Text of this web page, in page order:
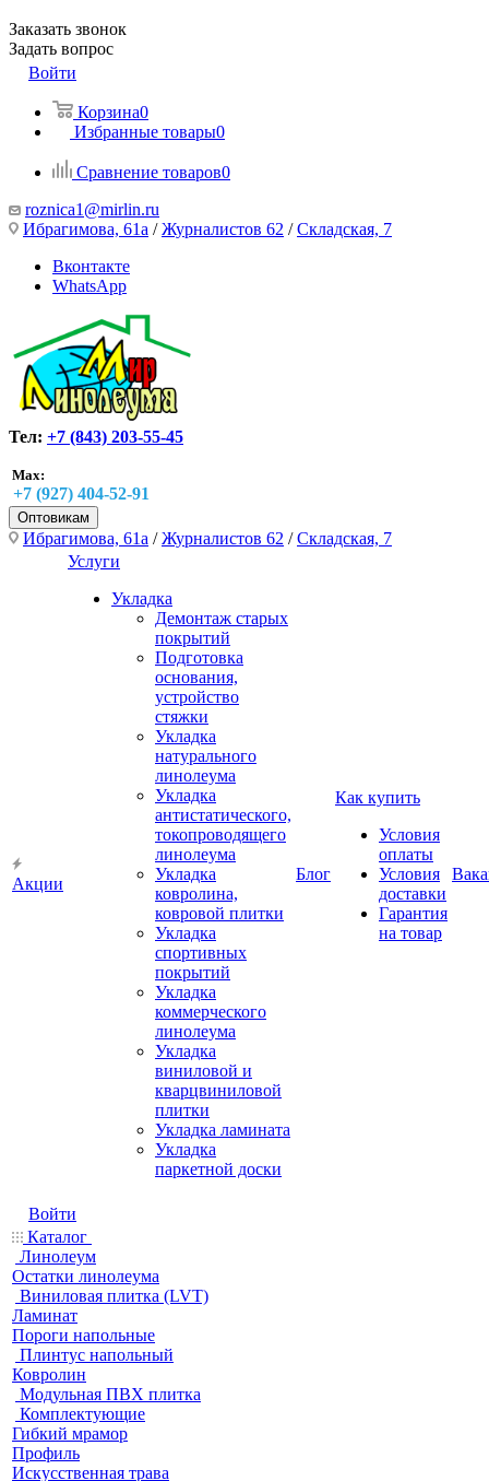
Заказать звонок
Задать вопрос
Войти
Корзина0
Избранные товары0
Сравнение товаров0
roznica1@mirlin.ru
Ибрагимова, 61а /Журналистов 62 /Складская, 7
Вконтакте
WhatsApp
Тел: +7 (843) 203-55-45
Max:
+7 (927) 404-52-91
Оптовикам
Ибрагимова, 61а /Журналистов 62 /Складская, 7
Акции
Услуги
Укладка
Демонтаж старых
покрытий
Подготовка
основания,
устройство
стяжки
Укладка
натурального
линолеума
Укладка
антистатического,
токопроводящего
линолеума
Укладка
ковролина,
ковровой плитки
Укладка
спортивных
покрытий
Укладка
коммерческого
линолеума
Укладка
виниловой и
кварцвиниловой
плитки
Укладка ламината
Укладка
паркетной доски
Блог
Как купить
Условия
оплаты
Условия
доставки
Гарантия
на товар
Войти
Каталог
Линолеум
Остатки линолеума
Виниловая плитка (LVT)
Ламинат
Пороги напольные
Плинтус напольный
Ковролин
Модульная ПВХ плитка
Комплектующие
Гибкий мрамор
Профиль
Искусственная трава